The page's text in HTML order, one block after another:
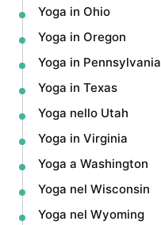
Yoga in Ohio
Yoga in Oregon
Yoga in Pennsylvania
Yoga in Texas
Yoga nello Utah
Yoga in Virginia
Yoga a Washington
Yoga nel Wisconsin
Yoga nel Wyoming